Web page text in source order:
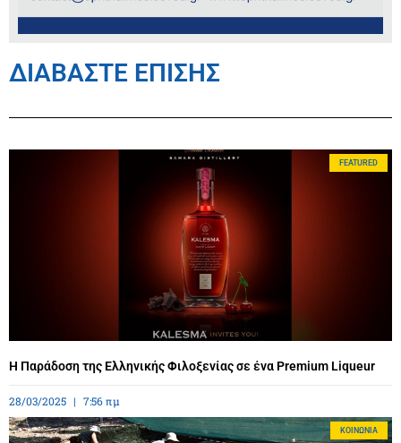
ΔΙΑΒΑΣΤΕ ΕΠΙΣΗΣ
FEATURED
Η Παράδοση της Ελληνικής Φιλοξενίας σε ένα Premium Liqueur
28/03/2025 7:56 πμ
ΚΟΙΝΩΝΊΑ